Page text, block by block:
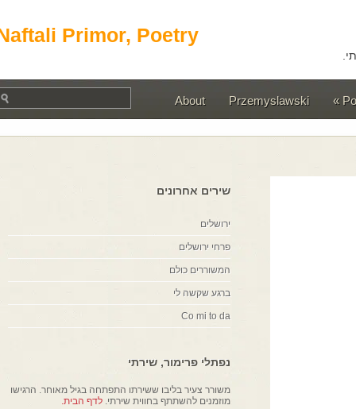
Naftali Primor, Poetry
Przemyslawski
About
שירים אחרונים
ירושלים
פרחי ירושלים
המשוררים כולם
ברגע שקשה לי
Co mi to da
נפתלי פרימור, שירתי
משורר צעיר בליבו ששירתו התפתחה בגיל מאוחר. הרגישו
מוזמנים להשתתף בחווית שירתי.לדף הבית.